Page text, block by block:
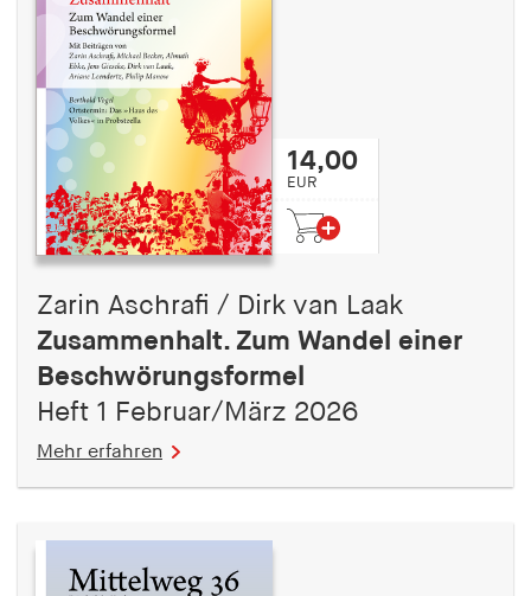
14,00
EUR
Zarin Aschrafi / Dirk van Laak
Zusammenhalt. Zum Wandel einer
Beschwörungsformel
Heft 1 Februar/März 2026
Mehr erfahren